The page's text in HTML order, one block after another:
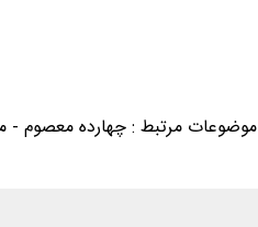
موضوعات مرتبط :